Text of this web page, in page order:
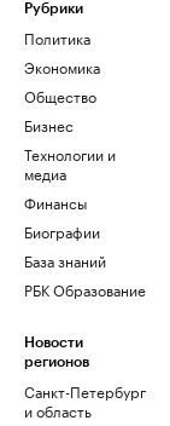
Рубрики
Политика
Экономика
Общество
Бизнес
Технологии и
медиа
Финансы
Биографии
База знаний
РБК Образование
Новости
регионов
Санкт-Петербург
и область